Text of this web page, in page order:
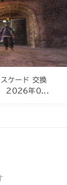
ケード 交換
2026年0...